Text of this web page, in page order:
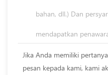
Jika Anda memiliki
pesan kepada kami, kami